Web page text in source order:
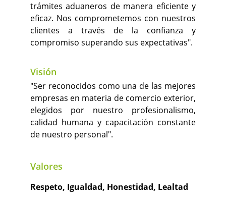
trámites aduaneros de manera eficiente y
eficaz. Nos comprometemos con nuestros
clientes a través de la confianza y
compromiso superando sus expectativas".
Visión
"Ser reconocidos como una de las mejores
empresas en materia de comercio exterior,
elegidos por nuestro profesionalismo,
calidad humana y capacitación constante
de nuestro personal".
Valores
Respeto, Igualdad, Honestidad, Lealtad